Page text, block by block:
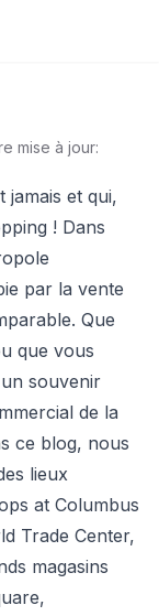
mise à jour:
et qui,
! Dans
par la vente
Que
que vous
souvenir
de la
ce blog, nous
lieux
at Columbus
Trade Center,
magasins